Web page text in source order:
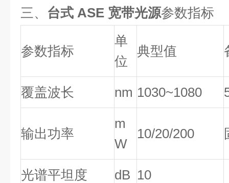
三、 台式 ASE 宽带光源参数指标
参数指标
单
位
典型值
覆盖波长 nm 1030~1080
输出功率
m
W
10/20/200
光谱平坦度 dB 10